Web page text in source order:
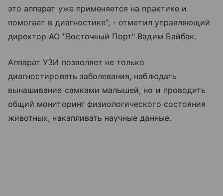
это аппарат уже применяется на практике и
помогает в диагностике", - отметил управляющий
директор АО "Восточный Порт" Вадим Байбак.
Аппарат УЗИ позволяет не только
диагностировать заболевания, наблюдать
вынашивание самками малышей, но и проводить
общий мониторинг физиологического состояния
животных, накапливать научные данные.